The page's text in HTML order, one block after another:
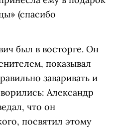
(спасибо
был в восторге. Он
показывал
заваривать и
Александр
что он
посвятил этому